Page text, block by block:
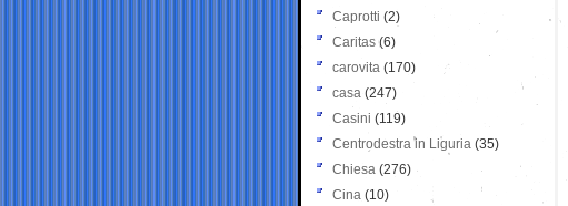
Caprotti (2)
Caritas (6)
carovita (170)
casa (247)
Casini (119)
Centrodestra in Liguria (35)
Chiesa (276)
Cina (10)